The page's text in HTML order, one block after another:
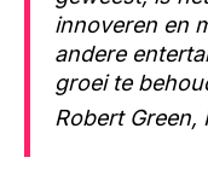
innoveren en
andere
groei te
Robert Green,